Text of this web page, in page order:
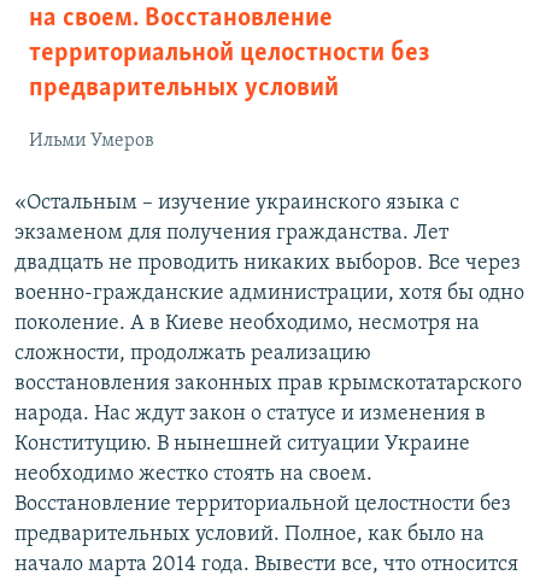
на своем. Восстановление
территориальной целостности без
предварительных условий
Ильми Умеров
«Остальным – изучение украинского языка с
экзаменом для получения гражданства. Лет
двадцать не проводить никаких выборов. Все через
военно-гражданские администрации, хотя бы одно
поколение. А в Киеве необходимо, несмотря на
сложности, продолжать реализацию
восстановления законных прав крымскотатарского
народа. Нас ждут закон о статусе и изменения в
Конституцию. В нынешней ситуации Украине
необходимо жестко стоять на своем.
Восстановление территориальной целостности без
предварительных условий. Полное, как было на
начало марта 2014 года. Вывести все, что относится